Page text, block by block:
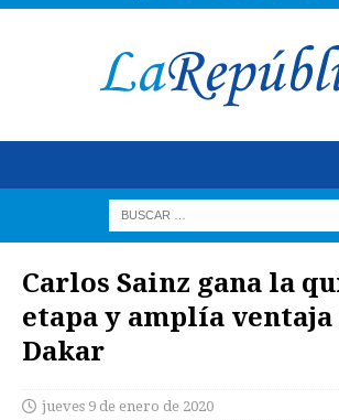
Carlos Sainz gana la
etapa y amplía ventaja
Dakar
jueves 9 de enero de 2020